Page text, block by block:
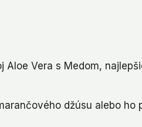
Aloe Vera s Medom,
džúsu alebo